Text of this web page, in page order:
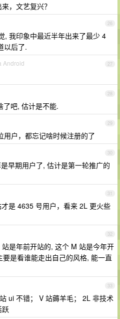
，文艺复兴？
26
, 我印象中最近半年出来了最少 4
以后了.
27
Android
28
了吧, 估计是不能.
29
户，都忘记啥时候注册的了
30
早期用户了, 估计是第一轮推广的
31
是 4635 号用户，看来 2L 更火些
32
是年前开站的, 这个 M 站是今年开
是看谁能走出自己的风格, 能一直
33
ui 不错； V 站薅羊毛； 2L 非技术
跃